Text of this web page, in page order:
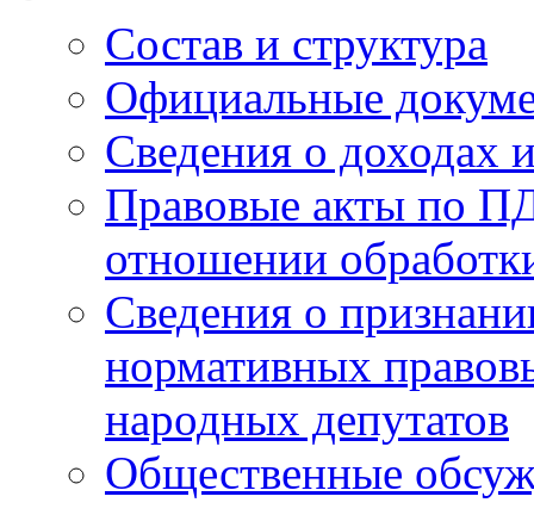
Состав и структура
Официальные
Сведения о доходах
Правовые акты по
отношении
Сведения о
нормативных
народных депутатов
Общественные